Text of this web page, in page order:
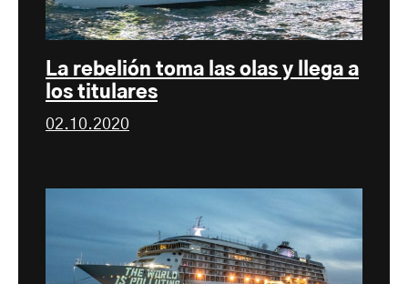
La rebelión toma las olas y llega a
los titulares
02.10.2020